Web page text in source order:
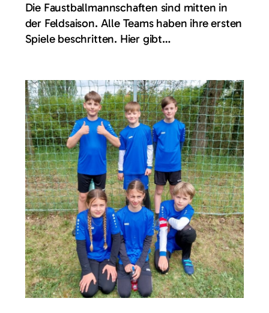
Die Faustballmannschaften sind mitten in
der Feldsaison. Alle Teams haben ihre ersten
Spiele beschritten. Hier gibt…